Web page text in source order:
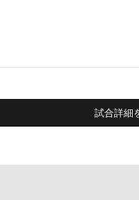
試合詳細